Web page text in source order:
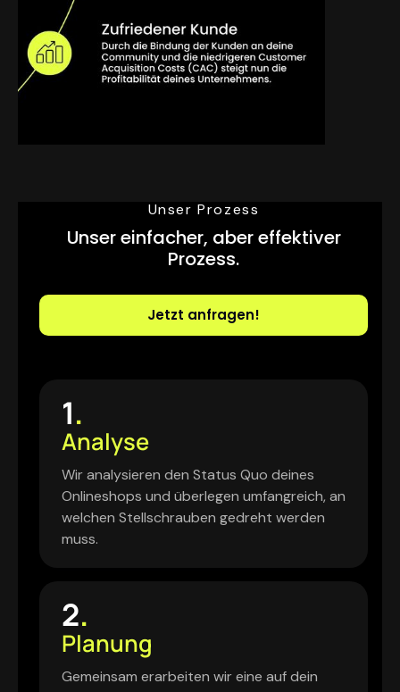
Unser Prozess
Unser einfacher, aber effektiver
Prozess.
Jetzt anfragen!
1.
Analyse
Wir analysieren den Status Quo deines
Onlineshops und überlegen umfangreich, an
welchen Stellschrauben gedreht werden
muss.
2.
Planung
Gemeinsam erarbeiten wir eine auf dein